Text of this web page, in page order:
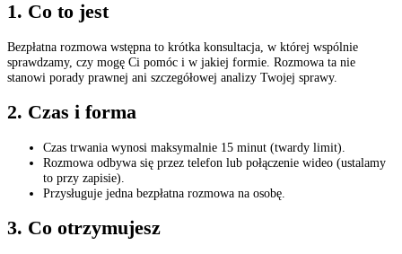
1. Co to jest
Bezpłatna rozmowa wstępna to krótka konsultacja, w której wspólnie
sprawdzamy, czy mogę Ci pomóc i w jakiej formie. Rozmowa ta nie
stanowi porady prawnej ani szczegółowej analizy Twojej sprawy.
2. Czas i forma
Czas trwania wynosi maksymalnie 15 minut (twardy limit).
Rozmowa odbywa się przez telefon lub połączenie wideo (ustalamy
to przy zapisie).
Przysługuje jedna bezpłatna rozmowa na osobę.
3. Co otrzymujesz